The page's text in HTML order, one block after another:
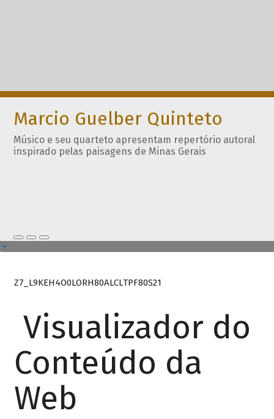
Marcio Guelber Quinteto
Músico e seu quarteto apresentam repertório autoral
inspirado pelas paisagens de Minas Gerais
Z7_L9KEH4O0LORH80ALCLTPF80S21
Visualizador do
Conteúdo da
Web